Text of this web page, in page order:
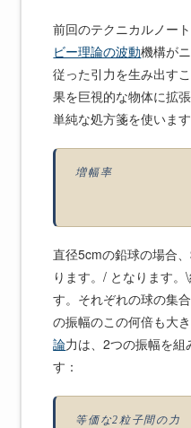
前回のテクニカルノー
ビー理論の波動機構が
従った引力を生み出す
果を巨視的な物体に拡
単純な処方箋を使います
増幅率
直径5cmの鉛球の場合
ります。/ となります
す。それぞれの球の集
の振幅のこの何倍も大
論力は、2つの振幅を組
す：
等価な2粒子間の力